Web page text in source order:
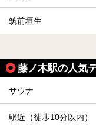
筑前垣生
藤ノ木駅の人気
サウナ
駅近（徒歩10分以内）